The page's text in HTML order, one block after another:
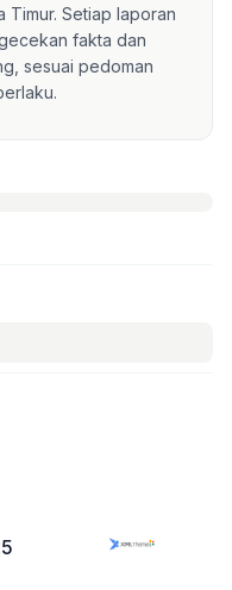
Timur. Setiap laporan
fakta dan
sesuai pedoman